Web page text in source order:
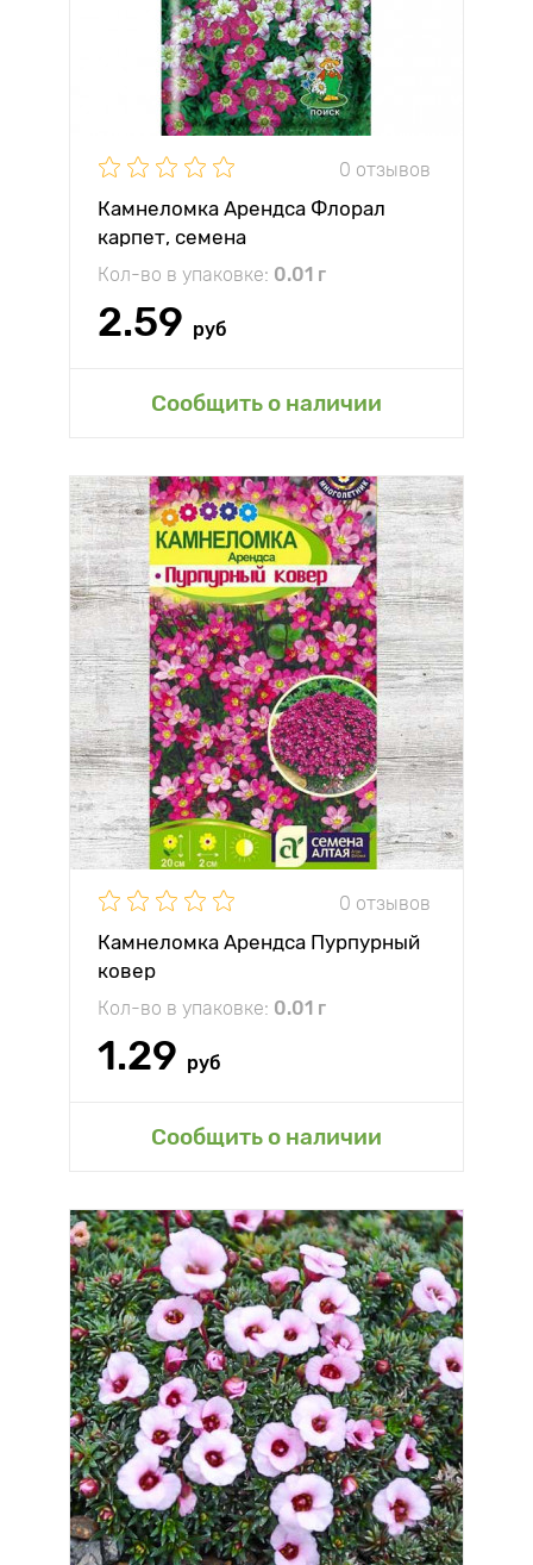
0 отзывов
Камнеломка Арендса Флорал
карпет, семена
Кол-во в упаковке: 0.01 г
2.59 руб
Сообщить о наличии
0 отзывов
Камнеломка Арендса Пурпурный
ковер
Кол-во в упаковке: 0.01 г
1.29 руб
Сообщить о наличии